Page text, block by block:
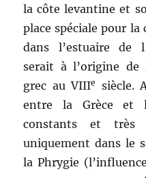
la côte levantine et
place spéciale pour
dans l’estuaire de
serait à l’origine de
grec au VIIIe
siècle.
entre la Grèce et
constants et très
uniquement dans le
la Phrygie